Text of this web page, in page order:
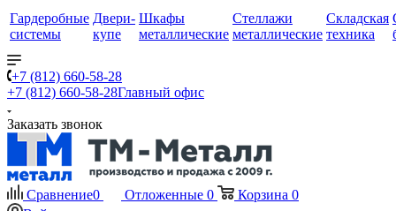
Гардеробные
системы
Двери-
купе
Шкафы
металлические
Стеллажи
металлические
Складская
техника
+7 (812) 660-58-28
+7 (812) 660-58-28Главный офис
Заказать звонок
Сравнение0 Отложенные 0 Корзина 0